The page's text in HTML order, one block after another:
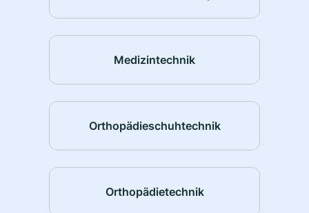
Medizintechnik
Orthopädieschuhtechnik
Orthopädietechnik